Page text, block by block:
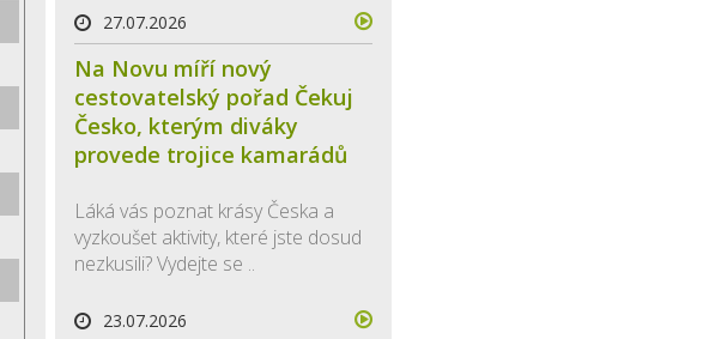
27.07.2026
Na Novu míří nový
cestovatelský pořad Čekuj
Česko, kterým diváky
provede trojice kamarádů
Láká vás poznat krásy Česka a
vyzkoušet aktivity, které jste dosud
nezkusili? Vydejte se ..
23.07.2026